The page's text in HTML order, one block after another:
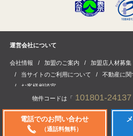
物件コードは「 101801-24137
電話でのお問い合わせ
（通話料無料）
運営会社について
会社情報 加盟のご案内 加盟店人材募集
当サイトのご利用について
不動産に
お客様相談室
(C) CENTURY21 Real